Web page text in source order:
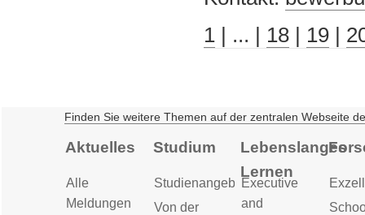
1
... | 18 19
Finden Sie weitere Themen auf der zentralen Webseite
Aktuelles
Alle
Meldungen
Studium
Studienangebot
Von der
Lebenslanges
Lernen
Executive
and